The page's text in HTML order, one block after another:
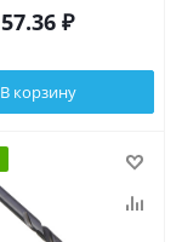
57.36 ₽
В корзину